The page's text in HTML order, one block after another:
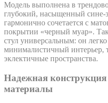
Модель выполнена в
глубокий, насыщенный сине-
гармонично сочетается с
покрытии «черный муар».
стул универсальным: он
минималистичный интерьер,
эклектичные пространства.
Надежная конструкция
материалы